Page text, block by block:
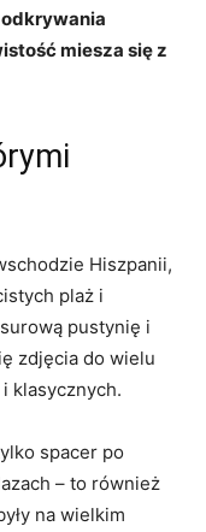
miesza się z
Hiszpanii,⁢
plaż i
pustynię ​i
zdjęcia do wielu
klasycznych.
spacer po
– to również
na wielkim